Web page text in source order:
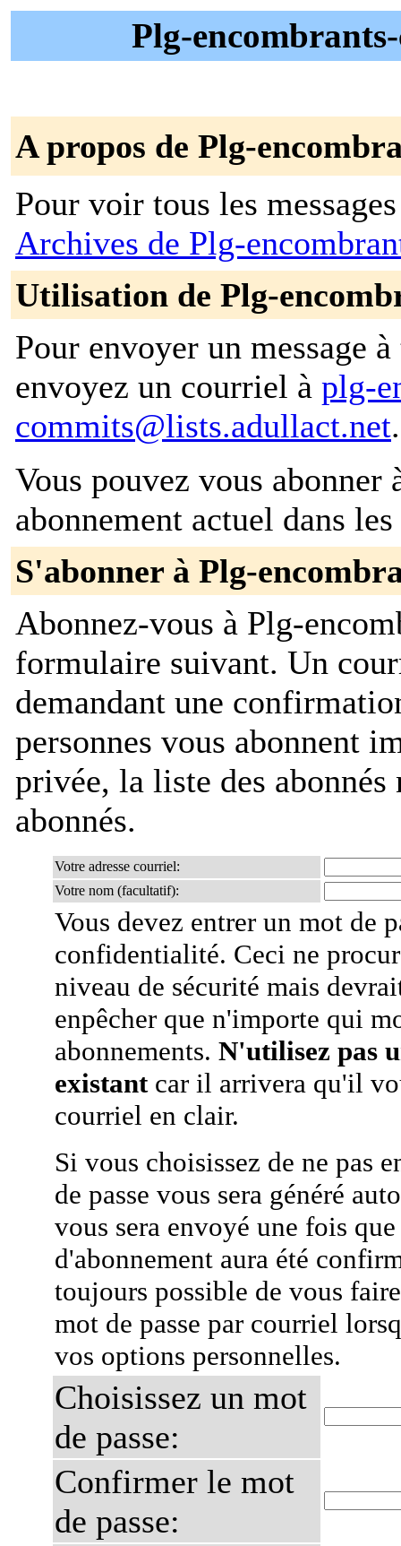
Plg-
A propos de Plg-
Pour voir tous les
Archives de Plg-
Utilisation de Plg-
Pour envoyer un message
envoyez un courriel à plg-
commits@lists.adullact.net.
Vous pouvez vous
abonnement actuel dans
S'abonner à Plg-
Abonnez-vous à Plg-
formulaire suivant. Un
demandant une
personnes vous abonnent
privée, la liste des
abonnés.
Votre adresse courriel:
Votre nom (facultatif):
Vous devez entrer un mot de
confidentialité. Ceci ne
niveau de sécurité mais
enpêcher que n'importe qui
abonnements. N'utilisez pas
existantcar il arrivera qu'il
courriel en clair.
Si vous choisissez de ne pas
de passe vous sera généré
vous sera envoyé une fois
d'abonnement aura été
toujours possible de vous
mot de passe par courriel
vos options personnelles.
Choisissez un mot
de passe:
Confirmer le mot
de passe: